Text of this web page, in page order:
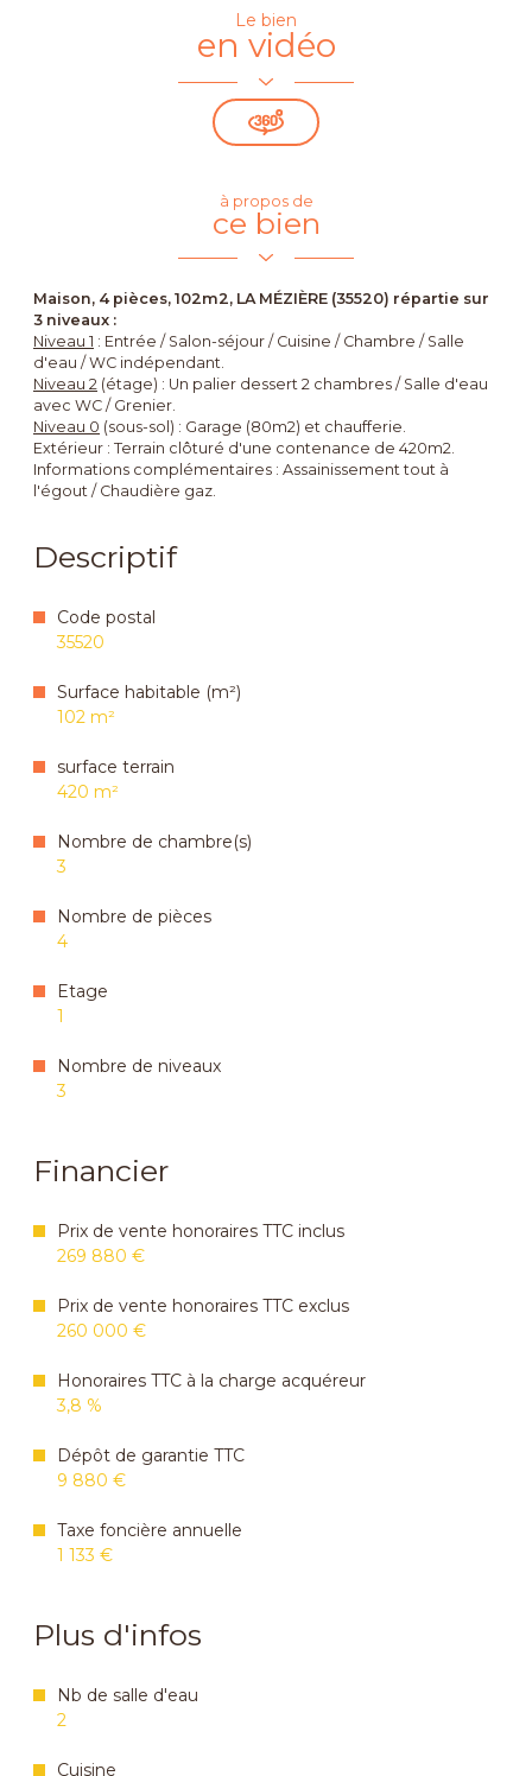
Le bien
en vidéo
à propos de
ce bien
Maison, 4 pièces, 102m2, LA MÉZIÈRE (35520) répartie sur
3 niveaux :
Niveau 1 : Entrée / Salon-séjour / Cuisine / Chambre / Salle
d'eau / WC indépendant.
Niveau 2 (étage) : Un palier dessert 2 chambres / Salle d'eau
avec WC / Grenier.
Niveau 0 (sous-sol) : Garage (80m2) et chaufferie.
Extérieur : Terrain clôturé d'une contenance de 420m2.
Informations complémentaires : Assainissement tout à
l'égout / Chaudière gaz.
Descriptif
Code postal
35520
Surface habitable (m²)
102 m²
surface terrain
420 m²
Nombre de chambre(s)
3
Nombre de pièces
4
Etage
1
Nombre de niveaux
3
Financier
Prix de vente honoraires TTC inclus
269 880 €
Prix de vente honoraires TTC exclus
260 000 €
Honoraires TTC à la charge acquéreur
3,8 %
Dépôt de garantie TTC
9 880 €
Taxe foncière annuelle
1 133 €
Plus d'infos
Nb de salle d'eau
2
Cuisine